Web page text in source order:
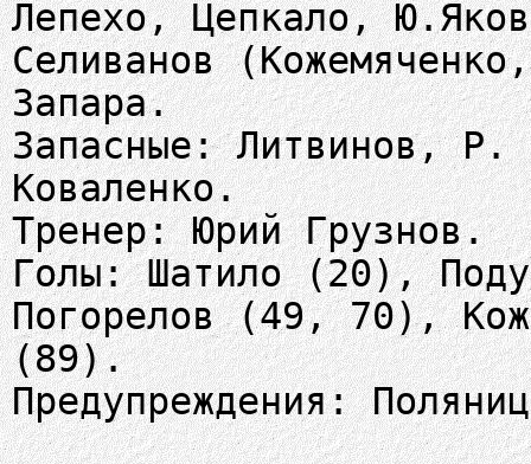
Лепехо, Цепкало,
Селиванов
Запара.
Запасные: Литвинов, Р.
Коваленко.
Тренер: Юрий Грузнов.
Голы: Шатило (20),
Погорелов (49, 70),
(89).
Предупреждения: